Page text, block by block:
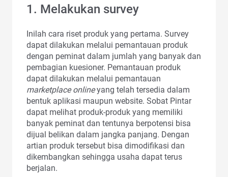
1. Melakukan survey
Inilah cara riset produk yang pertama. Survey
dapat dilakukan melalui pemantauan produk
dengan peminat dalam jumlah yang banyak dan
pembagian kuesioner. Pemantauan produk
dapat dilakukan melalui pemantauan
marketplace onlineyang telah tersedia dalam
bentuk aplikasi maupun website. Sobat Pintar
dapat melihat produk-produk yang memiliki
banyak peminat dan tentunya berpotensi bisa
dijual belikan dalam jangka panjang. Dengan
artian produk tersebut bisa dimodifikasi dan
dikembangkan sehingga usaha dapat terus
berjalan.